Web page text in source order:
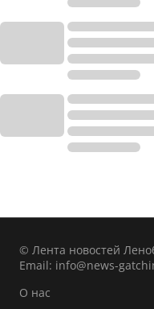
© Лента новостей
Email: info@news-
О нас